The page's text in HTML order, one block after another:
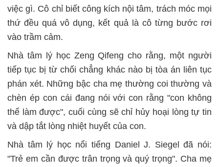
việc gì. Cô chỉ biết công kích nội tâm, trách móc mọi
thứ đều quá vô dụng, kết quả là cô từng bước rơi
vào trầm cảm.
Nhà tâm lý học Zeng Qifeng cho rằng, một người
tiếp tục bị từ chối chẳng khác nào bị tòa án liên tục
phán xét. Những bậc cha mẹ thường coi thường và
chèn ép con cái đang nói với con rằng "con không
thể làm được", cuối cùng sẽ chỉ hủy hoại lòng tự tin
và dập tắt lòng nhiệt huyết của con.
Nhà tâm lý học nổi tiếng Daniel J. Siegel đã nói:
"Trẻ em cần được trân trọng và quý trọng". Cha mẹ